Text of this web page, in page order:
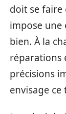
doit se faire
impose une
bien. À la
réparations
précisions
envisage